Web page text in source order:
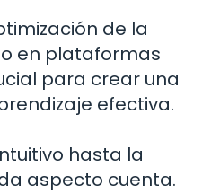
de la
en plataformas
para crear una
efectiva.
hasta la
aspecto cuenta.